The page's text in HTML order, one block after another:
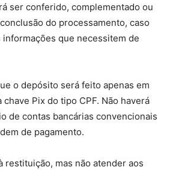
ser conferido, complementado ou
do processamento, caso
que necessitem de
o depósito será feito apenas em
Pix do tipo CPF. Não haverá
de contas bancárias convencionais
de pagamento.
restituição, mas não atender aos